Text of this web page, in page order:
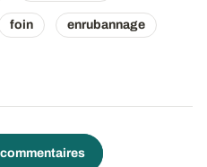
foin enrubannage